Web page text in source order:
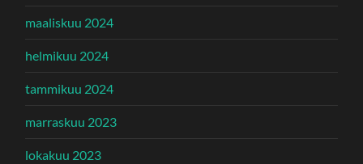
maaliskuu 2024
helmikuu 2024
tammikuu 2024
marraskuu 2023
lokakuu 2023